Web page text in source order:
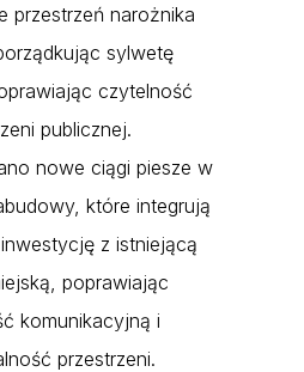
przestrzeń narożnika
sylwetę
czytelność
publicznej.
nowe ciągi piesze w
które integrują
z istniejącą
poprawiając
komunikacyjną i
przestrzeni.